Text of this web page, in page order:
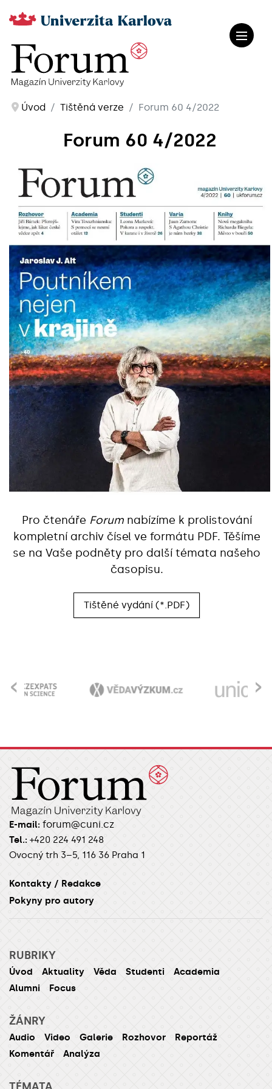
Úvod Tištěná verze Forum 60 4/2022
Forum 60 4/2022
Pro čtenáře Forumnabízíme k prolistování
kompletní archiv čísel ve formátu PDF. Těšíme
se na Vaše podněty pro další témata našeho
časopisu.
Tištěné vydání (*.PDF)
›
‹
E-mail: forum@cuni.cz
Tel.: +420 224 491 248
Ovocný trh 3–5, 116 36 Praha 1
Kontakty / Redakce
Pokyny pro autory
RUBRIKY
Úvod Aktuality Věda Studenti
Academia
Alumni
Focus
ŽÁNRY
Audio Video Galerie Rozhovor
Reportáž
Komentář
Analýza